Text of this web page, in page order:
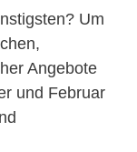
Um
Angebote
und Februar